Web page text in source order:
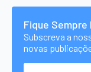
Fique
Subscreva a
novas